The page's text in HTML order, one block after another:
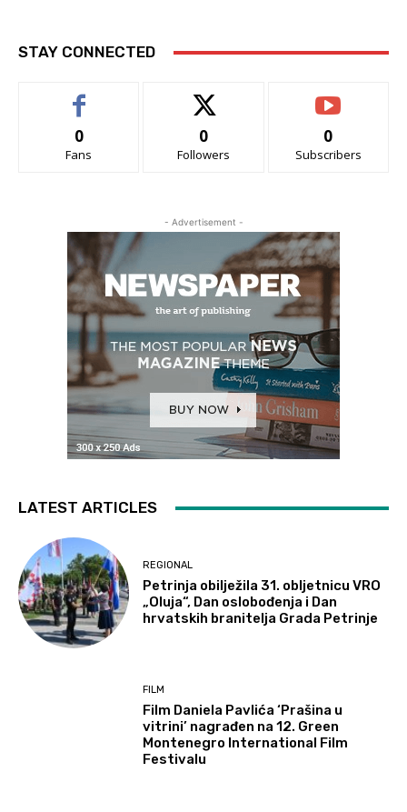
STAY CONNECTED
0
Fans
0
Followers
0
Subscribers
- Advertisement -
LATEST ARTICLES
REGIONAL
Petrinja obilježila 31. obljetnicu VRO
„Oluja“, Dan oslobođenja i Dan
hrvatskih branitelja Grada Petrinje
FILM
Film Daniela Pavlića ‘Prašina u
vitrini’ nagrađen na 12. Green
Montenegro International Film
Festivalu